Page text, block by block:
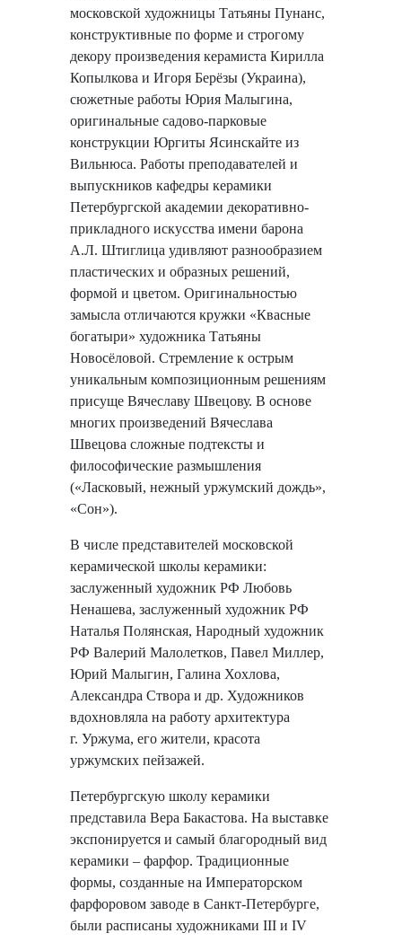
московской художницы Татьяны Пунанс,
конструктивные по форме и строгому
декору произведения керамиста Кирилла
Копылкова и Игоря Берёзы (Украина),
сюжетные работы Юрия Малыгина,
оригинальные садово-парковые
конструкции Юргиты Ясинскайте из
Вильнюса. Работы преподавателей и
выпускников кафедры керамики
Петербургской академии декоративно-
прикладного искусства имени барона
А.Л. Штиглица удивляют разнообразием
пластических и образных решений,
формой и цветом. Оригинальностью
замысла отличаются кружки «Квасные
богатыри» художника Татьяны
Новосёловой. Стремление к острым
уникальным композиционным решениям
присуще Вячеславу Швецову. В основе
многих произведений Вячеслава
Швецова сложные подтексты и
философические размышления
(«Ласковый, нежный уржумский дождь»,
«Сон»).
В числе представителей московской
керамической школы керамики:
заслуженный художник РФ Любовь
Ненашева, заслуженный художник РФ
Наталья Полянская, Народный художник
РФ Валерий Малолетков, Павел Миллер,
Юрий Малыгин, Галина Хохлова,
Александра Створа и др. Художников
вдохновляла на работу архитектура
г. Уржума, его жители, красота
уржумских пейзажей.
Петербургскую школу керамики
представила Вера Бакастова. На выставке
экспонируется и самый благородный вид
керамики – фарфор. Традиционные
формы, созданные на Императорском
фарфоровом заводе в Санкт-Петербурге,
были расписаны художниками III и IV